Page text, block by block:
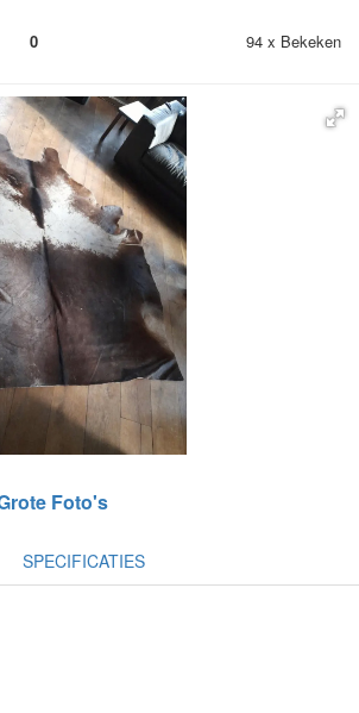
0 94 x Bekeken
Foto's
SPECIFICATIES